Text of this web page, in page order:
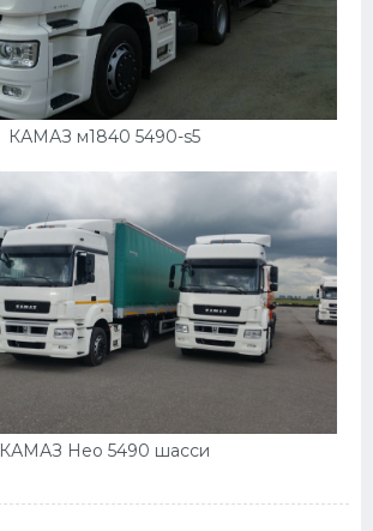
КАМАЗ м1840 5490-s5
КАМАЗ Нео 5490 шасси